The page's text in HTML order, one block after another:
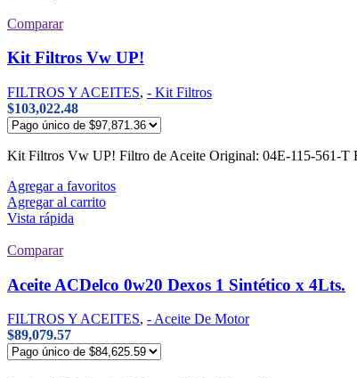
Comparar
Kit Filtros Vw UP!
FILTROS Y ACEITES, - Kit Filtros
$103,022.48
Kit Filtros Vw UP! Filtro de Aceite Original: 04E-115-561-
Agregar a favoritos
Agregar al carrito
Vista rápida
Comparar
Aceite ACDelco 0w20 Dexos 1 Sintético x 4Lts.
FILTROS Y ACEITES, - Aceite De Motor
$89,079.57